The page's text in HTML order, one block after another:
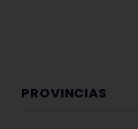
PROVINCIAS